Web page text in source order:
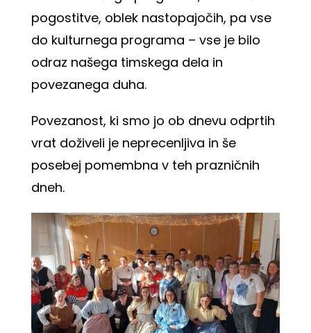
pogostitve, oblek nastopajočih, pa vse
do kulturnega programa – vse je bilo
odraz našega timskega dela in
povezanega duha.
Povezanost, ki smo jo ob dnevu odprtih
vrat doživeli je neprecenljiva in še
posebej pomembna v teh prazničnih
dneh.